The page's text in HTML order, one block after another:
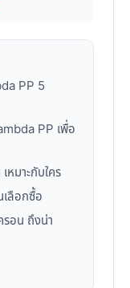
PP 5
PP เพื่อ
มาะกับใคร
ลือกซื้อ
รอน ถึงน่า